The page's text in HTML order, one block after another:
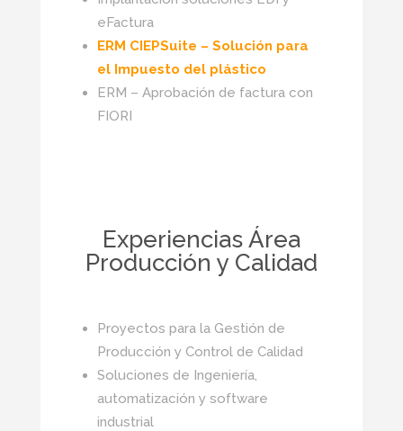
eFactura
ERM CIEPSuite – Solución para
el Impuesto del plástico
ERM – Aprobación de factura con
FIORI
Experiencias Área
Producción y Calidad
Proyectos para la Gestión de
Producción y Control de Calidad
Soluciones de Ingeniería,
automatización y software
industrial